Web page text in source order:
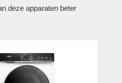
deze apparaten beter